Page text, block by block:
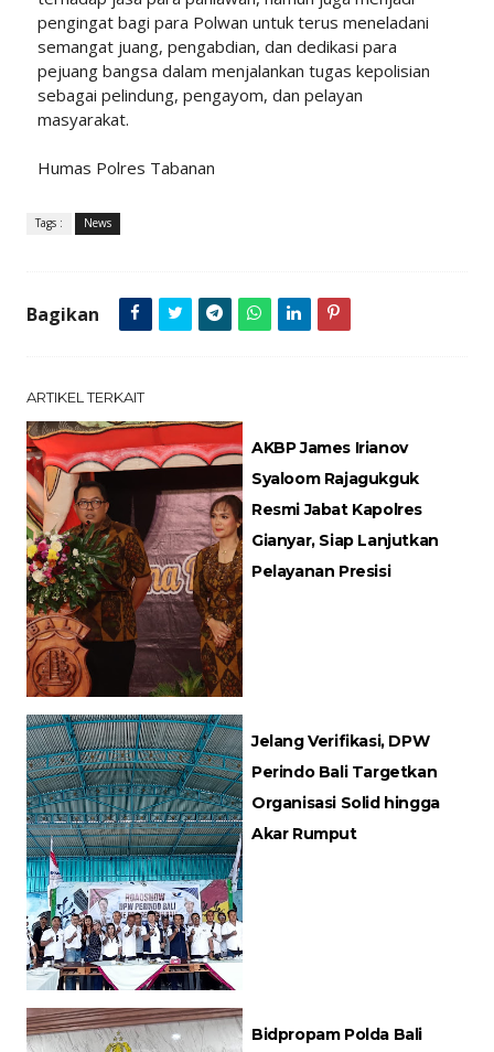
pengingat bagi para Polwan untuk terus meneladani
semangat juang, pengabdian, dan dedikasi para
pejuang bangsa dalam menjalankan tugas kepolisian
sebagai pelindung, pengayom, dan pelayan
masyarakat.
Humas Polres Tabanan
Tags : News
Bagikan
ARTIKEL TERKAIT
AKBP James Irianov
Syaloom Rajagukguk
Resmi Jabat Kapolres
Gianyar, Siap Lanjutkan
Pelayanan Presisi
Jelang Verifikasi, DPW
Perindo Bali Targetkan
Organisasi Solid hingga
Akar Rumput
Bidpropam Polda Bali